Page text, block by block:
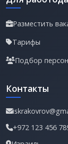
Разместить
Тарифы
Подбор
Контакты
+972 123 456